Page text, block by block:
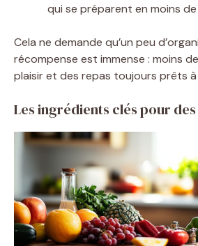
qui se préparent en moins de
Cela ne demande qu’un peu
récompense est immense : moins
plaisir et des repas toujours prêts à
Les ingrédients clés pour